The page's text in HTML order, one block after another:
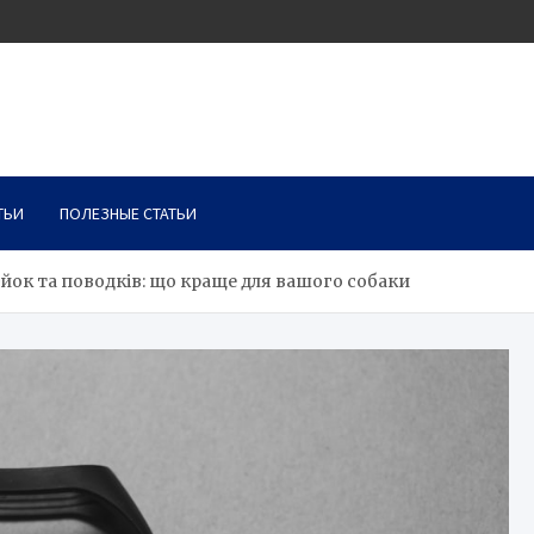
ПОЛЕЗНЫЕ СТАТЬИ
та поводків: що краще для вашого собаки